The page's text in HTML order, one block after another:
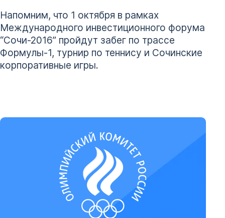
Напомним, что 1 октября в рамках
Международного инвестиционного форума
“Сочи-2016” пройдут забег по трассе
Формулы-1, турнир по теннису и Сочинские
корпоративные игры.